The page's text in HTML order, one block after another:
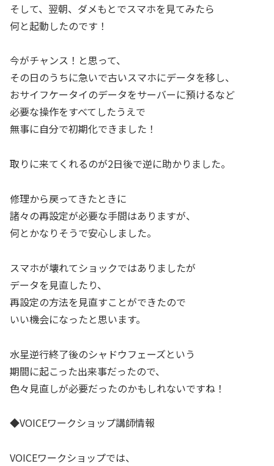
そして、翌朝、ダメもとでスマホを見てみたら
何と起動したのです！
今がチャンス！と思って、
その日のうちに急いで古いスマホにデータを移し、
おサイフケータイのデータをサーバーに預けるなど
必要な操作をすべてしたうえで
無事に自分で初期化できました！
取りに来てくれるのが2日後で逆に助かりました。
修理から戻ってきたときに
諸々の再設定が必要な手間はありますが、
何とかなりそうで安心しました。
スマホが壊れてショックではありましたが
データを見直したり、
再設定の方法を見直すことができたので
いい機会になったと思います。
水星逆行終了後のシャドウフェーズという
期間に起こった出来事だったので、
色々見直しが必要だったのかもしれないですね！
◆VOICEワークショップ講師情報
VOICEワークショップでは、